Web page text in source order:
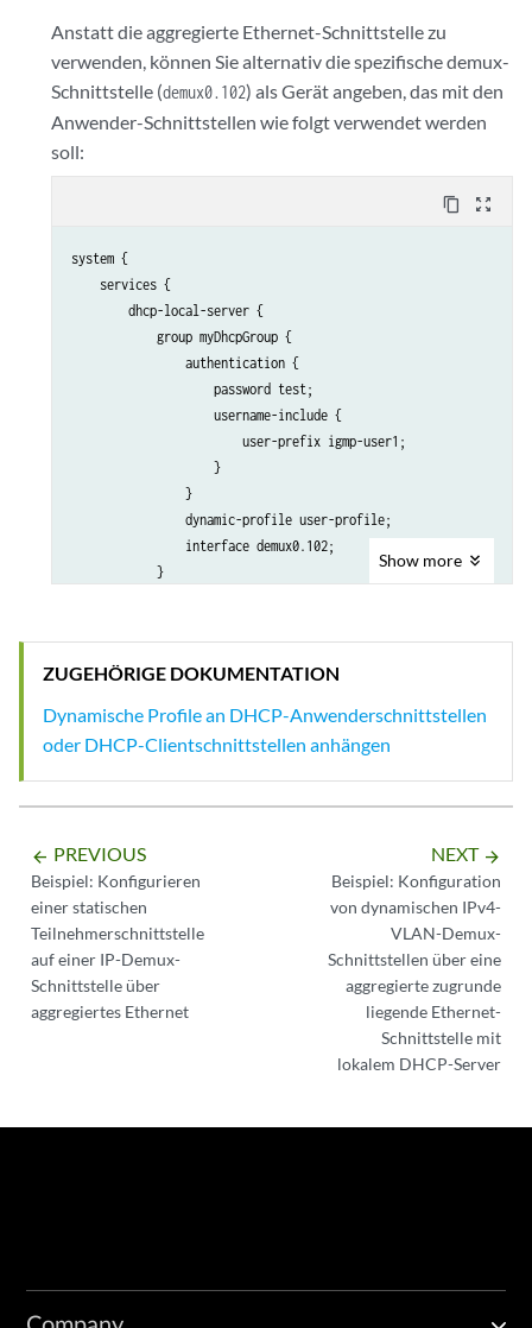
    }
Anstatt die aggregierte Ethernet-Schnittstelle zu
verwenden, können Sie alternativ die spezifische demux-
Schnittstelle (demux0.102) als Gerät angeben, das mit den
Anwender-Schnittstellen wie folgt verwendet werden
soll:
content_copy zoom_out_map
system {
    services {
        dhcp-local-server {
            group myDhcpGroup {
                authentication {
                    password test;
                    username-include {
                        user-prefix igmp-user1;
                    }
                }
                dynamic-profile user-profile;
                interface demux0.102;
            }
Show more
ZUGEHÖRIGE DOKUMENTATION
Dynamische Profile an DHCP-Anwenderschnittstellen
oder DHCP-Clientschnittstellen anhängen
arrow_backward PREVIOUS
Beispiel: Konfigurieren
einer statischen
Teilnehmerschnittstelle
auf einer IP-Demux-
Schnittstelle über
aggregiertes Ethernet
NEXT arrow_forward
Beispiel: Konfiguration
von dynamischen IPv4-
VLAN-Demux-
Schnittstellen über eine
aggregierte zugrunde
liegende Ethernet-
Schnittstelle mit
lokalem DHCP-Server